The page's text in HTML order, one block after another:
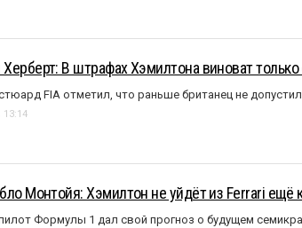
В штрафах Хэмилтона виноват
FIA отметил, что раньше британец не
13:14
Монтойя: Хэмилтон не уйдёт из Ferrari ещё
Формулы 1 дал свой прогноз о будущем